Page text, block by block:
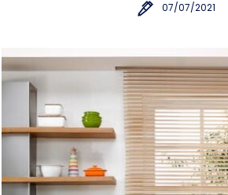
07/07/2021